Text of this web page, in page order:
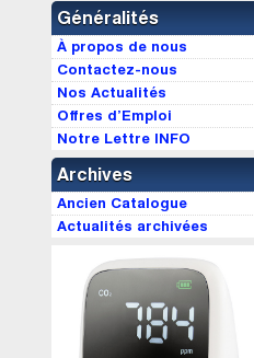
Généralités
À propos de nous
Contactez-nous
Nos Actualités
Offres d’Emploi
Notre Lettre INFO
Archives
Ancien Catalogue
Actualités archivées